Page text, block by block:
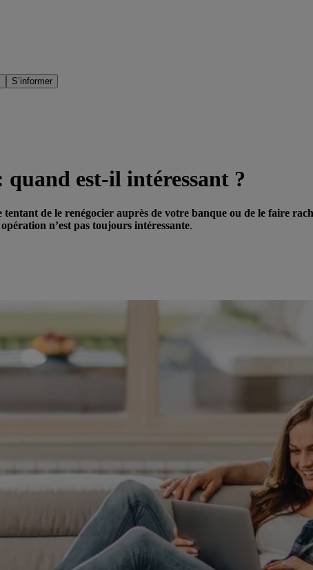
S’informer
est-il intéressant ?
de le renégocier auprès de votre banque ou de le faire
n’est pas toujours intéressante.